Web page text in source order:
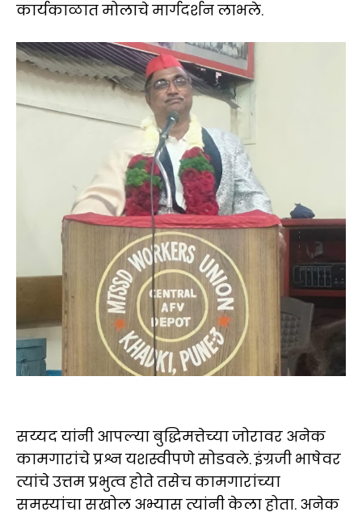
कार्यकाळात मोलाचे मार्गदर्शन लाभले.
सय्यद यांनी आपल्या बुद्धिमत्तेच्या जोरावर अनेक
कामगारांचे प्रश्न यशस्वीपणे सोडवले. इंग्रजी भाषेवर
त्यांचे उत्तम प्रभुत्व होते तसेच कामगारांच्या
समस्यांचा सखोल अभ्यास त्यांनी केला होता. अनेक